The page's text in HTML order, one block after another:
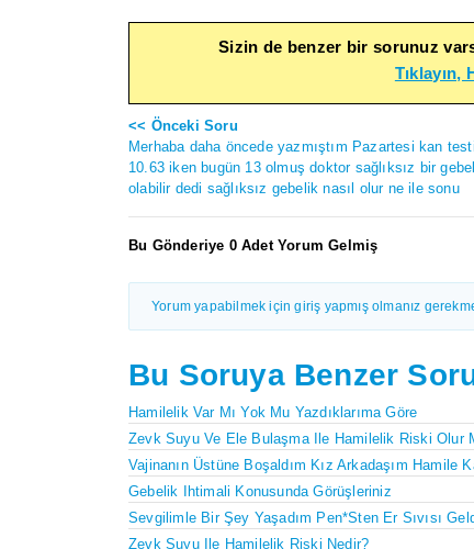
Sizin de benzer bir sorunuz
Tıklayın,
<< Önceki Soru
Merhaba daha öncede yazmıştım Pazartesi kan
10.63 iken bugün 13 olmuş doktor sağlıksız bir
olabilir dedi sağlıksız gebelik nasıl olur ne ile sonu
Bu Gönderiye 0 Adet Yorum Gelmiş
Yorum yapabilmek için giriş yapmış olmanız
Bu Soruya Benzer
Hamilelik Var Mı Yok Mu Yazdıklarıma Göre
Zevk Suyu Ve Ele Bulaşma Ile Hamilelik Riski Olur
Vajinanın Üstüne Boşaldım Kız Arkadaşım Hamile
Gebelik Ihtimali Konusunda Görüşleriniz
Sevgilimle Bir Şey Yaşadım Pen*sten Er Sıvısı
Zevk Suyu Ile Hamilelik Riski Nedir?